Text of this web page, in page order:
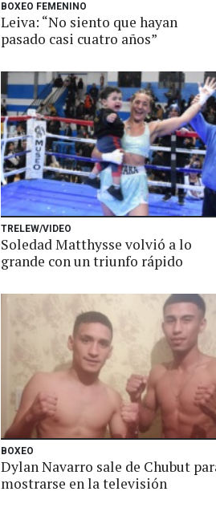
BOXEO FEMENINO
Leiva: “No siento que hayan
pasado casi cuatro años”
TRELEW/VIDEO
Soledad Matthysse volvió a lo
grande con un triunfo rápido
BOXEO
Dylan Navarro sale de Chubut
mostrarse en la televisión